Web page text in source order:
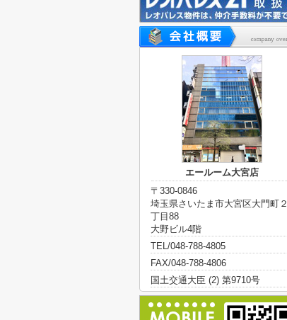
エールーム大宮店
〒330-0846
埼玉県さいたま市大宮区大門町２
丁目88
大野ビル4階
TEL/048-788-4805
FAX/048-788-4806
国土交通大臣 (2) 第9710号